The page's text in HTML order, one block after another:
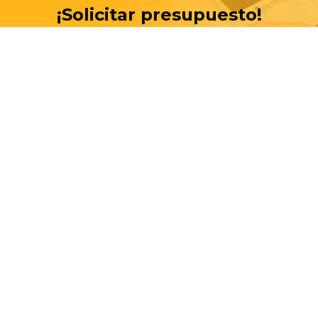
¡Solicitar presupuesto!